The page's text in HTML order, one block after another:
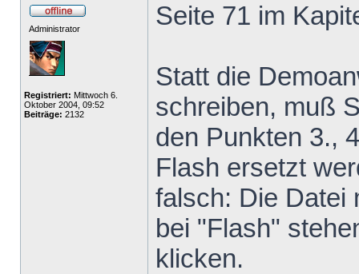
Administrator
Registriert: Mittwoch 6.
Oktober 2004, 09:52
Beiträge: 2132
Seite 71 im
Statt die
schreiben, muß
den Punkten 3.,
Flash ersetzt
falsch: Die Datei
bei "Flash"
klicken.